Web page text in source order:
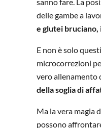
delle gambe a
e glutei bruciano,
E non è solo
microcorrezioni
vero allenamento
della soglia di
Ma la vera magia
possono